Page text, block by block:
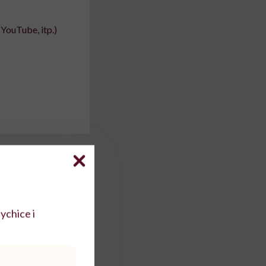
itp.)
o takiej
takie rzeczy i
i